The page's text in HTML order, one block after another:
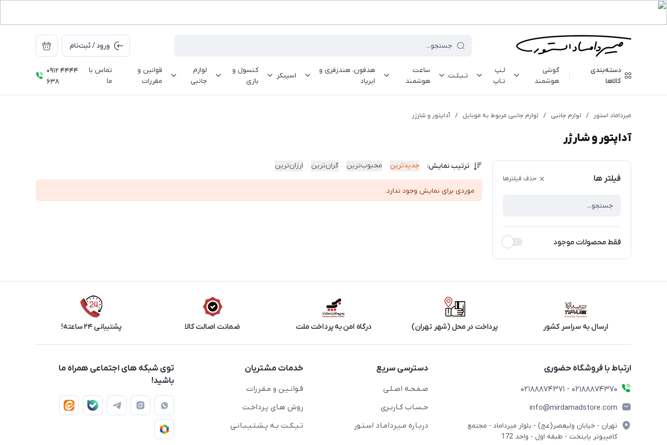
ورود / ثبت‌نام
دسته‌بندی
کالاها
گوشی
هوشمند
لـپ
تـاپ
تـبـلـت
ساعت
هوشمند
هدفون، هندزفری و
ایرپاد
اسپیکر
کنسول و
بازی
لوازم
جانبی
قوانین و
مقررات
تماس با
ما
0912 4444
638
میرداماد استور / لوازم جانبی / لوازم جانبی مربوط به موبایل / آداپتور و شارژر
آداپتور و شارژر
فیلتر ها حذف فیلترها
فقط محصولات موجود
ترتیب نمایش: جدیدترین محبوب‌ترین گران‌ترین ارزان‌ترین
موردی برای نمایش وجود ندارد.
ارسال به سراسر کشور پرداخت در محل (شهر تهران) درگاه امن به پرداخت ملت ضمانت اصالت کالا پشتیبانی ۲۴ ساعته!
ارتباط با فروشگاه حضوری
02188874370 - 02188874371
info@mirdamadstore.com
تهران - خیابان ولیعصر(عج) - بلوار میرداماد - مجتمع
کامپیوتر پایتخت - طبقه اول - واحد 172
دسترسی سریع
صـفـحـه اصـلـی
حـسـاب کـاربـری
دربـاره مـیـردامـاد اسـتـور
خدمات مشتریان
قـوانـیـن و مـقـررات
روش هـای پـرداخـت
تـیـکـت بـه پـشـتـیـبـانـی
توی شبکه های اجتماعی همراه ما
باشید!